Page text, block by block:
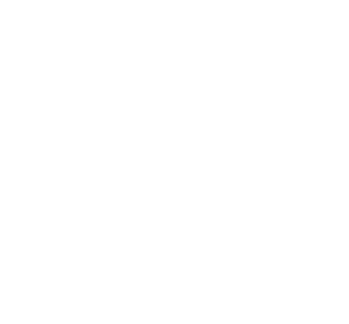
te personaliseren, om sociale mediafuncties te
met onze partners op het gebied van sociale
die u aan hen hebt verstrekt of die zij hebben